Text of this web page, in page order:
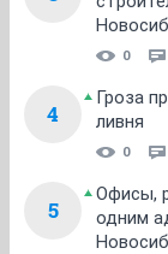
0
4
Гроза
ливня
0
5
Офисы,
одним